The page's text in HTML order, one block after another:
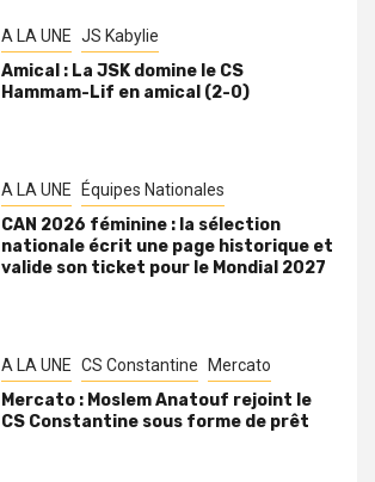
A LA UNE JS Kabylie
Amical : La JSK domine le CS
Hammam-Lif en amical (2-0)
A LA UNE Équipes Nationales
CAN 2026 féminine : la sélection
nationale écrit une page historique et
valide son ticket pour le Mondial 2027
A LA UNE CS Constantine Mercato
Mercato : Moslem Anatouf rejoint le
CS Constantine sous forme de prêt